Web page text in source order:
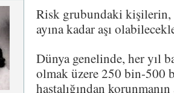
Risk grubundaki kişilerin,
ayına kadar aşı
Dünya genelinde, her yıl
olmak üzere 250 bin-500
hastalığından